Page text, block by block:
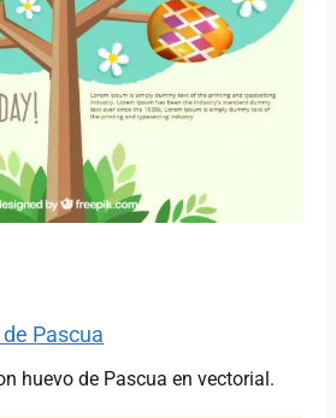
Pascua
huevo de Pascua en vectorial.